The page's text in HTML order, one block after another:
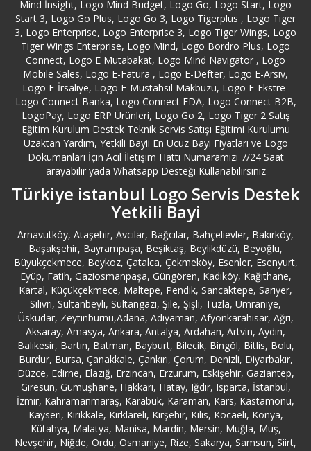
Bilecik Logo Destek
Bingöl Logo Destek
Bitlis Logo Destek
Bolu Logo Destek
Burdur Logo Destek
Büyükçekmece Logo Destek
Çanakkale Logo Destek
Çankırı Logo Destek
Çatalca Logo Destek
Çekmeköy Logo Destek
Çorum Logo Destek
Mind İnsight, Logo Mind Budget, Logo Go, Logo Start, Logo
Start 3, Logo Go Plus, Logo Go 3, Logo Tigerplus , Logo Tiger
3, Logo Enterprise, Logo Enterprise 3, Logo Tiger Wings, Logo
Tiger Wings Enterprise, Logo Mind, Logo Bordro Plus, Logo
Connect, Logo E Mutabakat, Logo Mind Navigator , Logo
Mobile Sales, Logo E-Fatura , Logo E-Defter, Logo E-Arsiv,
Logo E-İrsaliye, Logo E-Müstahsil Makbuzu, Logo E-Ekstre-
Logo Connect Banka, Logo Connect FDA, Logo Connect B2B,
LogoPay, Logo ERP Ürünleri, Logo Go 2, Logo Tiger 2 Satış
Eğitim Kurulum Destek Teknik Servis Satışı Eğitimi Kurulumu
Uzaktan Yardım, Yetkili Bayii En Ucuz Bayi Fiyatları ve Logo
Dokümanları İçin Acil İletişim Hattı Numaramızı 7/24 Saat
arayabilir yada Whatsapp Desteği Kullanabilirsiniz
Türkiye istanbul Logo Servis Destek
Yetkili Bayi
Arnavutköy, Ataşehir, Avcılar, Bağcılar, Bahçelievler, Bakırköy,
Başakşehir, Bayrampaşa, Beşiktaş, Beylikdüzü, Beyoğlu,
Büyükçekmece, Beykoz, Çatalca, Çekmeköy, Esenler, Esenyurt,
Eyüp, Fatih, Gaziosmanpaşa, Güngören, Kadıköy, Kağıthane,
Kartal, Küçükçekmece, Maltepe, Pendik, Sancaktepe, Sarıyer,
Silivri, Sultanbeyli, Sultangazi, Şile, Şişli, Tuzla, Ümraniye,
Üsküdar, Zeytinburnu,Adana, Adıyaman, Afyonkarahisar, Ağrı,
Aksaray, Amasya, Ankara, Antalya, Ardahan, Artvin, Aydın,
Balıkesir, Bartın, Batman, Bayburt, Bilecik, Bingöl, Bitlis, Bolu,
Burdur, Bursa, Çanakkale, Çankırı, Çorum, Denizli, Diyarbakır,
Düzce, Edirne, Elazığ, Erzincan, Erzurum, Eskişehir, Gaziantep,
Giresun, Gümüşhane, Hakkari, Hatay, Iğdır, Isparta, İstanbul,
İzmir, Kahramanmaraş, Karabük, Karaman, Kars, Kastamonu,
Kayseri, Kırıkkale, Kırklareli, Kırşehir, Kilis, Kocaeli, Konya,
Kütahya, Malatya, Manisa, Mardin, Mersin, Muğla, Muş,
Nevşehir, Niğde, Ordu, Osmaniye, Rize, Sakarya, Samsun, Siirt,